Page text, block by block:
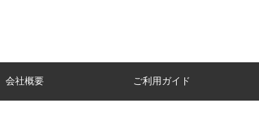
会社概要 ご利用ガイド